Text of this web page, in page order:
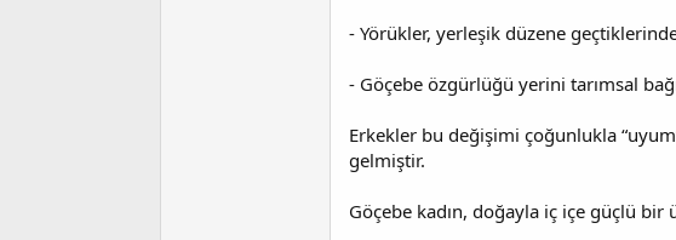
- Yörükler, yerleşik düzene
- Göçebe özgürlüğü yerini tarımsal
Erkekler bu değişimi çoğunlukla
gelmiştir.
Göçebe kadın, doğayla iç içe güçlü bir